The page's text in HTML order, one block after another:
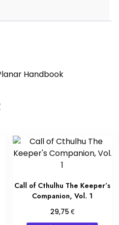
Handbook
Call of Cthulhu The Keeper’s
Companion, Vol. 1
29,75 €